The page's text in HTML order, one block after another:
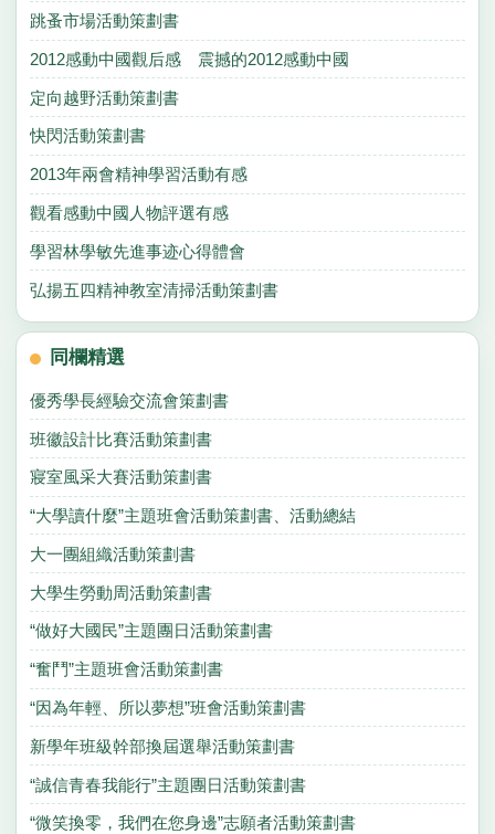
跳蚤市場活動策劃書
2012感動中國觀后感 震撼的2012感動中國
定向越野活動策劃書
快閃活動策劃書
2013年兩會精神學習活動有感
觀看感動中國人物評選有感
學習林學敏先進事迹心得體會
弘揚五四精神教室清掃活動策劃書
同欄精選
優秀學長經驗交流會策劃書
班徽設計比賽活動策劃書
寢室風采大賽活動策劃書
“大學讀什麼”主題班會活動策劃書、活動總結
大一團組織活動策劃書
大學生勞動周活動策劃書
“做好大國民”主題團日活動策劃書
“奮鬥”主題班會活動策劃書
“因為年輕、所以夢想”班會活動策劃書
新學年班級幹部換屆選舉活動策劃書
“誠信青春我能行”主題團日活動策劃書
“微笑換零，我們在您身邊”志願者活動策劃書